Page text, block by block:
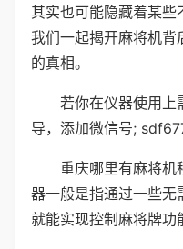
其实也可能隐藏着某些
我们一起揭开麻将机背
的真相。
若你在仪器使用上
导，添加微信号;
重庆哪里有麻将机
器一般是指通过一些无
就能实现控制麻将牌功